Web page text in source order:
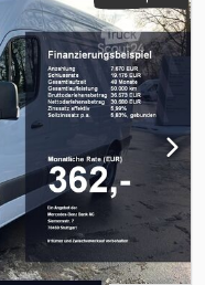
oțel, număr de locuri:3,
, lățimea spațiului de
airbag, computer
înmatriculare camion
02/2010, aprox.
5, motor 2.2, 160 CP,
centralizată, geamuri
cu prelată reglabilă,
laterală minimă
prelate laterale
spate. Greutate totală
în FEBRUARIE 2028.